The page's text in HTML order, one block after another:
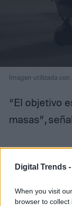
Digital Trends -
When you visit
browser to
Imagen utilizada
“El objetivo
masas”,